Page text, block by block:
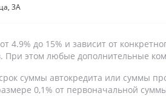
3А
от 4.9% до 15% и зависит от
При этом любые дополнительные
суммы автокредита или суммы
0,1% от первоначальной